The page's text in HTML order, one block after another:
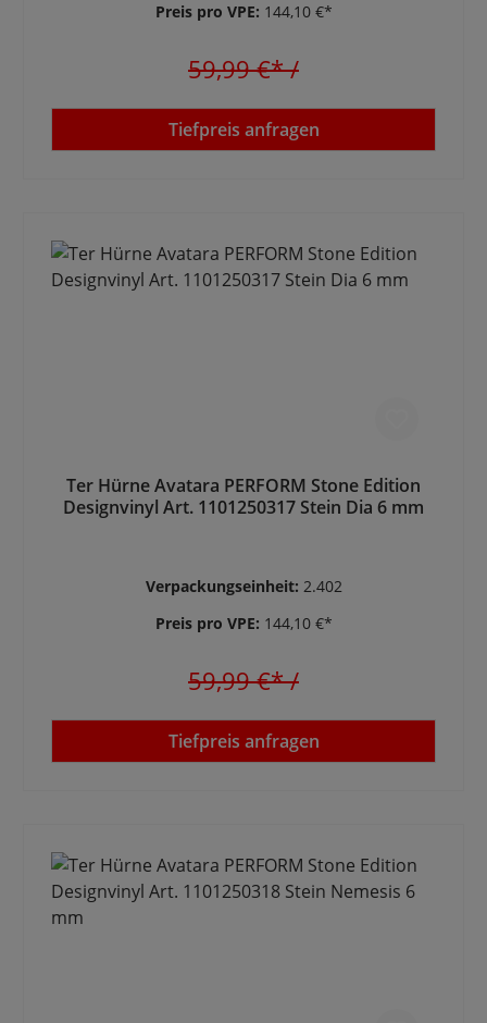
Preis pro VPE: 144,10 €*
59,99 €*/
Tiefpreis anfragen
Ter Hürne Avatara PERFORM Stone Edition
Designvinyl Art. 1101250317 Stein Dia 6 mm
Verpackungseinheit: 2.402
Preis pro VPE: 144,10 €*
59,99 €*/
Tiefpreis anfragen